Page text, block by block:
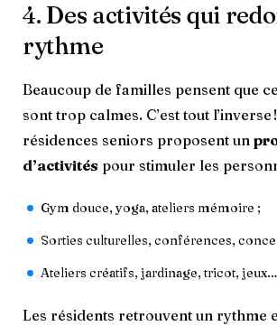
4. Des activités qui
rythme
Beaucoup de familles pensent que
sont trop calmes. C’est tout l’inverse
résidences seniors proposent un
d’activités pour stimuler les
Gym douce, yoga, ateliers mémoire ;
Sorties culturelles, conférences,
Ateliers créatifs, jardinage, tricot, jeux…
Les résidents retrouvent un rythme